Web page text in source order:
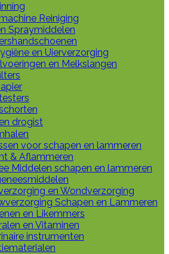
Reiniging
Spraymiddelen
en Uierverzorging
en Melkslangen
drogist
voor schapen en lammeren
& Aflammeren
Middelen schapen en lammeren
en Wondverzorging
Schapen en Lammeren
en Likemmers
en Vitaminen
instrumenten